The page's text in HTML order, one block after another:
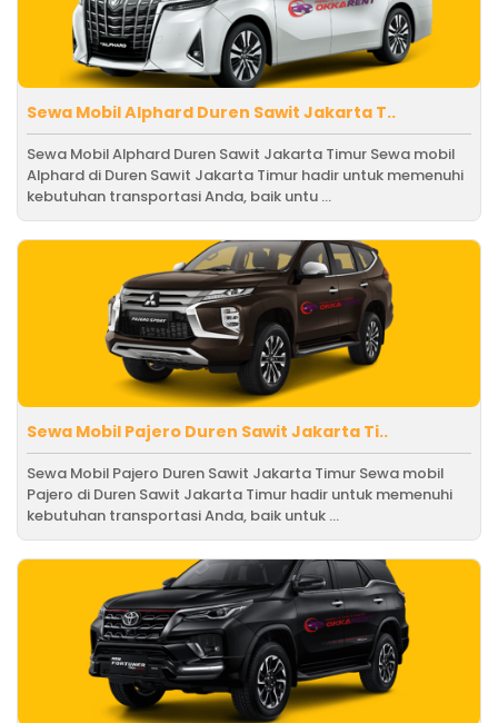
Sewa Mobil Alphard Duren Sawit Jakarta T..
Sewa Mobil Alphard Duren Sawit Jakarta Timur Sewa mobil
Alphard di Duren Sawit Jakarta Timur hadir untuk memenuhi
kebutuhan transportasi Anda, baik untu ...
Sewa Mobil Pajero Duren Sawit Jakarta Ti..
Sewa Mobil Pajero Duren Sawit Jakarta Timur Sewa mobil
Pajero di Duren Sawit Jakarta Timur hadir untuk memenuhi
kebutuhan transportasi Anda, baik untuk ...